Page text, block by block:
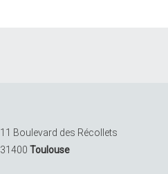
11 Boulevard des Récollets
31400 Toulouse